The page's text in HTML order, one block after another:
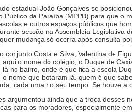
estadual João Gonçalves se
Público da Paraíba (MPPB) para que o
e outros espaços públicos que
sessão na Assembleia Legislativa
mudança só ocorra após consulta
conjunto Costa e Silva, Valentina de
aqui o nome do colégio, o Duque de
lá no bairro, onde é que fica a escola
o nome que botaram lá, quem é que
cada uma no seu tempo. Se houve a
argumentou ainda que a troca desses
para os moradores, especialmente